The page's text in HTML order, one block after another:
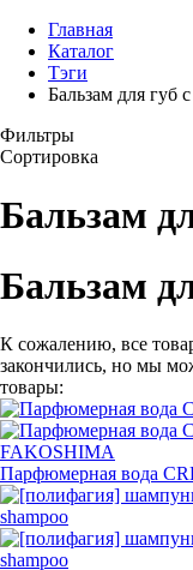
Главная
Каталог
Тэги
Бальзам для губ
Фильтры
Сортировка
Бальзам
Бальзам
К сожалению, все
закончились, но мы
товары:
FAKOSHIMA
Парфюмерная вода